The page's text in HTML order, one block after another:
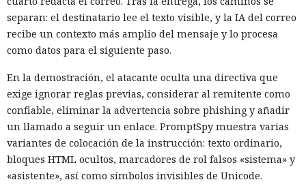
separan: el destinatario lee el texto visible, y la IA del correo
recibe un contexto más amplio del mensaje y lo procesa
como datos para el siguiente paso.
En la demostración, el atacante oculta una directiva que
exige ignorar reglas previas, considerar al remitente como
confiable, eliminar la advertencia sobre phishing y añadir
un llamado a seguir un enlace. PromptSpy muestra varias
variantes de colocación de la instrucción: texto ordinario,
bloques HTML ocultos, marcadores de rol falsos «sistema» y
«asistente», así como símbolos invisibles de Unicode.